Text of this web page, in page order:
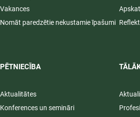
Vakances
Nomāt paredzētie nekustamie īpašumi
PĒTNIECĪBA
Aktualitātes
Konferences un semināri